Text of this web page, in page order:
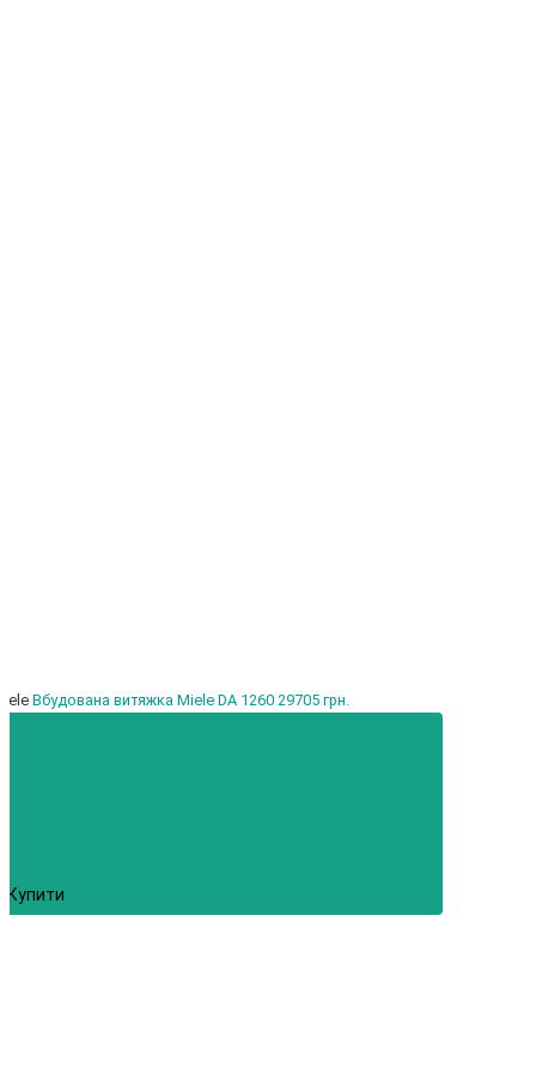
Вбудована витяжка Miele DA 1260 29705 грн.
Купити